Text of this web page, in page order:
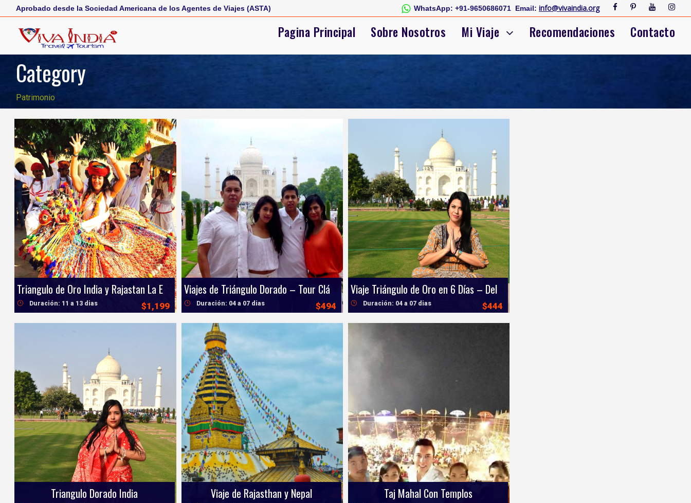
Aprobado desde la Sociedad Americana de los Agentes de Viajes (ASTA) WhatsApp: +91-9650686071 Email: info@vivaindia.org
Pagina Principal Sobre Nosotros Mi Viaje Recomendaciones Contacto
Category
Patrimonio
$1,199
Duración: 11 a 13 dias
Viajes de Triángulo Dorado – Tour Clásico Delhi, Agra y Jaipur
$494
Duración: 04 a 07 dias
Viaje Triángulo de Oro en 6 Días – Delhi, Agra y Jaipur
$444
Duración: 04 a 07 dias
Triangulo Dorado India Viaje de Rajasthan y Nepal Taj Mahal Con Templos